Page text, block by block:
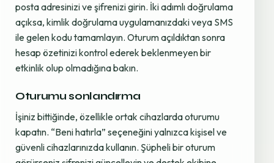
posta adresinizi ve şifrenizi girin. İki adımlı doğrulama
açıksa, kimlik doğrulama uygulamanızdaki veya SMS
ile gelen kodu tamamlayın. Oturum açıldıktan sonra
hesap özetinizi kontrol ederek beklenmeyen bir
etkinlik olup olmadığına bakın.
Oturumu sonlandırma
İşiniz bittiğinde, özellikle ortak cihazlarda oturumu
kapatın. “Beni hatırla” seçeneğini yalnızca kişisel ve
güvenli cihazlarınızda kullanın. Şüpheli bir oturum